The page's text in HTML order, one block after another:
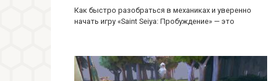
Как быстро разобраться в механиках и уверенно
начать игру «Saint Seiya: Пробуждение» — это